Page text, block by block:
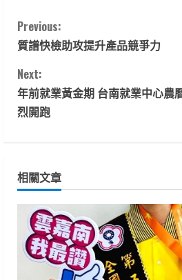
C
o
n
t
n
u
e
R
Previous:
質譜快檢助攻提升產品競爭力
Next:
年前就業黃金期 台南就業中心農
烈開跑
相關文章